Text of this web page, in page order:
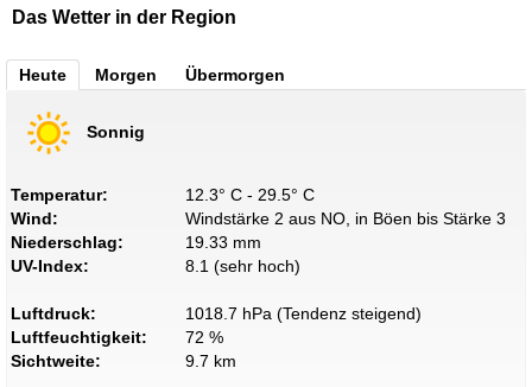
Das Wetter in der Region
Heute Morgen Übermorgen
Sonnig
Temperatur:
12.3° C - 29.5° C
Wind:
Windstärke 2 aus NO, in Böen bis Stärke 3
Niederschlag:
19.33 mm
UV-Index:
8.1 (sehr hoch)
Luftdruck:
1018.7 hPa (Tendenz steigend)
Luftfeuchtigkeit:
72 %
Sichtweite:
9.7 km